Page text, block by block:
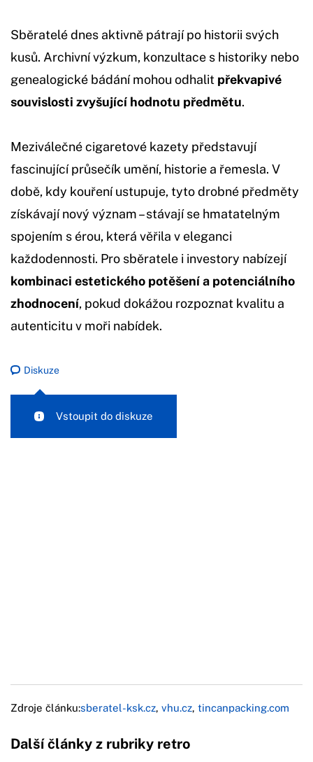
Sběratelé dnes aktivně pátrají po historii svých
kusů. Archivní výzkum, konzultace s historiky nebo
genealogické bádání mohou odhalit překvapivé
souvislosti zvyšující hodnotu předmětu.
Meziválečné cigaretové kazety představují
fascinující průsečík umění, historie a řemesla. V
době, kdy kouření ustupuje, tyto drobné předměty
získávají nový význam – stávají se hmatatelným
spojením s érou, která věřila v eleganci
každodennosti. Pro sběratele i investory nabízejí
kombinaci estetického potěšení a potenciálního
zhodnocení, pokud dokážou rozpoznat kvalitu a
autenticitu v moři nabídek.
Diskuze
Vstoupit do diskuze
Zdroje článku:sberatel-ksk.cz, vhu.cz, tincanpacking.com
Další články z rubriky retro